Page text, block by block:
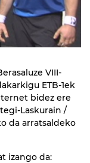
VIII-
ETB-1ek
bidez ere
Laskurain /
da arratsaldeko
izango da: